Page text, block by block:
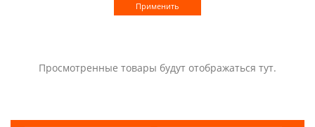
Применить
Просмотренные товары будут отображаться тут.